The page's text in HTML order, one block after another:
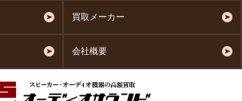
買取メーカー
会社概要